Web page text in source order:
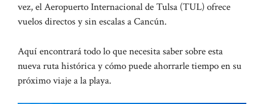
vez, el Aeropuerto Internacional de Tulsa (TUL) ofrece
vuelos directos y sin escalas a Cancún.
Aquí encontrará todo lo que necesita saber sobre esta
nueva ruta histórica y cómo puede ahorrarle tiempo en su
próximo viaje a la playa.